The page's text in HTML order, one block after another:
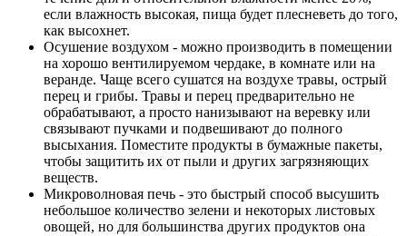
если влажность высокая, пища будет плесневеть до того,
как высохнет.
Осушение воздухом - можно производить в помещении
на хорошо вентилируемом чердаке, в комнате или на
веранде. Чаще всего сушатся на воздухе травы, острый
перец и грибы. Травы и перец предварительно не
обрабатывают, а просто нанизывают на веревку или
связывают пучками и подвешивают до полного
высыхания. Поместите продукты в бумажные пакеты,
чтобы защитить их от пыли и других загрязняющих
веществ.
Микроволновая печь - это быстрый способ высушить
небольшое количество зелени и некоторых листовых
овощей, но для большинства других продуктов она